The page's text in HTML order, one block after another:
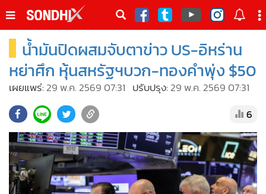
ดต
หน้าหลัก
SondhiX
Social
• Sondhitalk
• ผู้เฒ่าเล่าเรื่อง
• ข่าวลึกปมลับ
• Exclusive Health
น้ำมันปิดผสมจับตาข่าว US-อิหร่าน
หย่าศึก หุ้นสหรัฐฯบวก-ทองคำพุ่ง $50
เผยแพร่: 29 พ.ค. 2569 07:31 ปรับปรุง: 29 พ.ค. 2569 07:31
6